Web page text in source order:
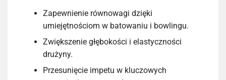
Zapewnienie równowagi dzięki
umiejętnościom w batowaniu i bowlingu.
Zwiększenie głębokości i elastyczności
drużyny.
Przesunięcie impetu w kluczowych